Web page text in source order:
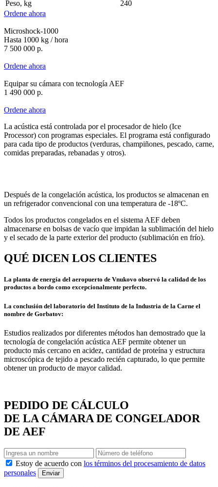
Peso, kg
240
Ordene ahora
Microshock-1000
Hasta 1000 kg / hora
7 500 000 р.
Ordene ahora
Equipar su cámara con tecnología AEF
1 490 000 р.
Ordene ahora
La acústica está controlada por el procesador de hielo (Ice
Processor) con programas especiales. El programa está configurado
para cada tipo de productos (verduras, champiñones, pescado, carne,
comidas preparadas, rebanadas y otros).
Después de la congelación acústica, los productos se almacenan en
un refrigerador convencional con una temperatura de -18ºC.
Todos los productos congelados en el sistema AEF deben
almacenarse en bolsas de vacío que impidan la sublimación del hielo
y el secado de la parte exterior del producto (sublimación en frío).
QUÉ DICEN LOS CLIENTES
La planta de energía del aeropuerto de Vnukovo observó la calidad de los
productos a bordo como excepcionalmente perfecto.
La conclusión del laboratorio del Instituto de la Industria de la Carne el
nombre de Gorbatov:
Estudios realizados por diferentes métodos han demostrado que la
tecnología de congelación acústica AEF permite obtener un
producto más cercano en acidez, cantidad de proteína y estructura
microscópica de tejido a pescado recién capturado, lo que permite
obtener un producto de mayor calidad.
PEDIDO DE CÁLCULO
DE LA CÁMARA DE CONGELADOR
DE AEF
Estoy de acuerdo con los términos del procesamiento de datos
personales
Enviar